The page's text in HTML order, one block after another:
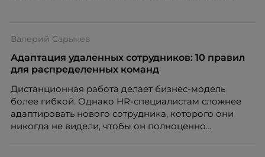
Валерий Сарычев
Адаптация удаленных сотрудников: 10 правил
для распределенных команд
Дистанционная работа делает бизнес-модель
более гибкой. Однако HR-специалистам сложнее
адаптировать нового сотрудника, которого они
никогда не видели, чтобы он полноценно